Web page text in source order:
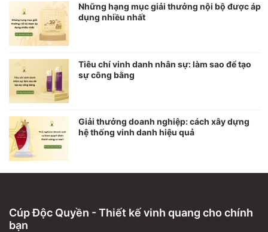
Những hạng mục giải thưởng nội bộ được áp
dụng nhiều nhất
Tiêu chí vinh danh nhân sự: làm sao để tạo
sự công bằng
Giải thưởng doanh nghiệp: cách xây dựng
hệ thống vinh danh hiệu quả
Cúp Độc Quyền - Thiết kế vinh quang cho chính
bạn